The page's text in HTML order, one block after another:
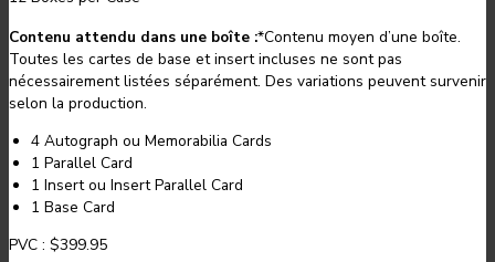
Contenu attendu dans une boîte :*Contenu moyen d’une boîte.
Toutes les cartes de base et insert incluses ne sont pas
nécessairement listées séparément. Des variations peuvent survenir
selon la production.
4 Autograph ou Memorabilia Cards
1 Parallel Card
1 Insert ou Insert Parallel Card
1 Base Card
PVC : $399.95